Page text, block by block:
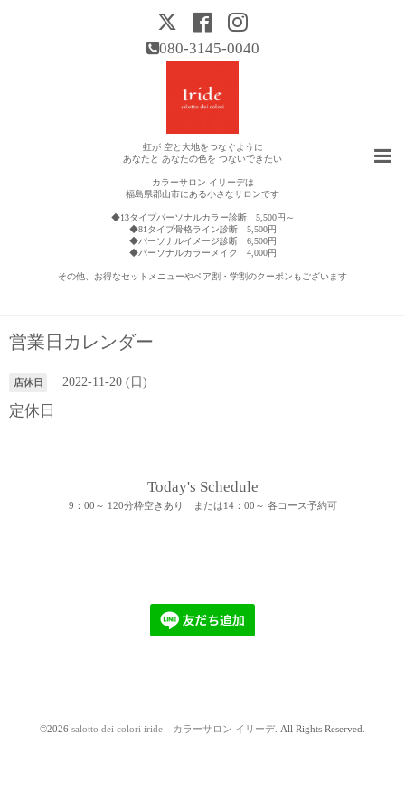
080-3145-0040
虹が 空と大地をつなぐように
あなたと あなたの色を つないできたい
カラーサロン イリーデは
福島県郡山市にある小さなサロンです
◆13タイプパーソナルカラー診断 5,500円～
◆81タイプ骨格ライン診断 5,500円
◆パーソナルイメージ診断 6,500円
◆パーソナルカラーメイク 4,000円
その他、お得なセットメニューやペア割・学割のクーポンもございます
営業日カレンダー
店休日 2022-11-20 (日)
定休日
Today's Schedule
9：00～ 120分枠空きあり または14：00～ 各コース予約可
©2026 salotto dei colori iride カラーサロン イリーデ. All Rights Reserved.